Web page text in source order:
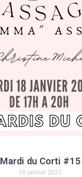
Mardi du Corti #15
10 janvier 2022